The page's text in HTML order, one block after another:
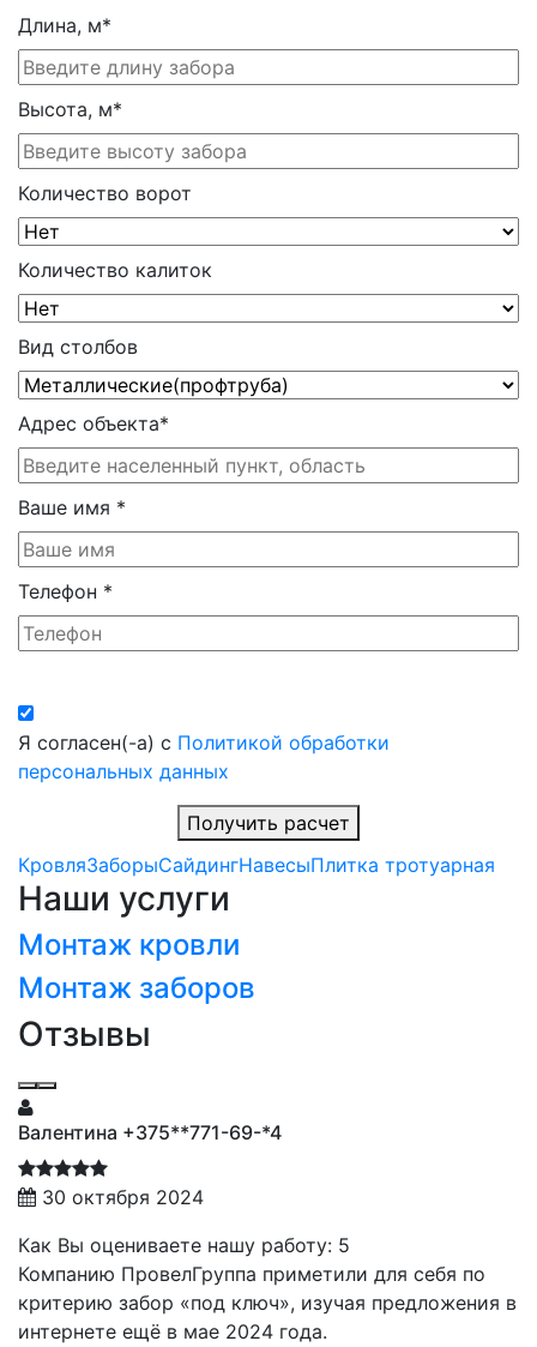
КровляЗаборыСайдингНавесыПлитка тротуарная
Длина, м*
Высота, м*
Количество ворот
Количество калиток
Вид столбов
Адрес объекта*
Ваше имя *
Телефон *
Я согласен(-а) с Политикой обработки
персональных данных
Получить расчет
Наши услуги
Монтаж кровли
Монтаж заборов
Отзывы
Валентина +375**771-69-*4
30 октября 2024
Как Вы оцениваете нашу работу: 5
Компанию ПровелГруппа приметили для себя по
критерию забор «под ключ», изучая предложения в
интернете ещё в мае 2024 года.